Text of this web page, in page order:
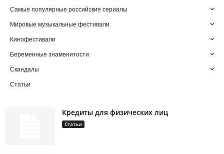
Самые популярные российские сериалы
Мировые музыкальные фестивали
Кинофестивали
Беременные знаменитости
Скандалы
Статьи
Кредиты для физических лиц
Статьи